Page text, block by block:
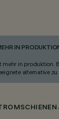
IN
in produktion.
alternative zu